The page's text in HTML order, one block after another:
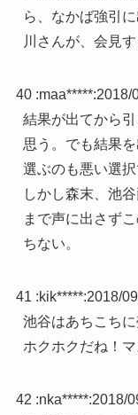
ら、なかば強引
川さんが、会見
40 :maa*****:2018/
結果が出てから
思う。でも結果
選ぶのも悪い選択
しかし森末、池
まで声に出さず
ちない。
41 :kik*****:2018/
池谷はあちこち
ホクホクだね！
42 :nka*****:2018/